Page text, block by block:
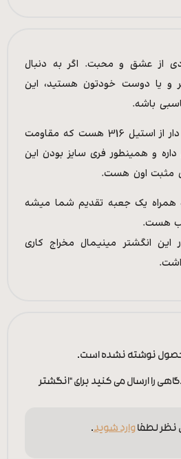
از عشق و محبت. اگر به دنبال
و یا دوست خودتون هستید، این
باشه.
جنس این انگشتر نگین دار از استیل 316 هست که مقاومت
داره و همینطور فری سایز بودن این
مثبت اون هست.
همراه یک جعبه تقدیم شما میشه
هست.
این انگشتر مینیمال مخراج کاری
نوشته نشده است.
را ارسال می کنید برای “انگشتر
نظر لطفاوارد شوید.